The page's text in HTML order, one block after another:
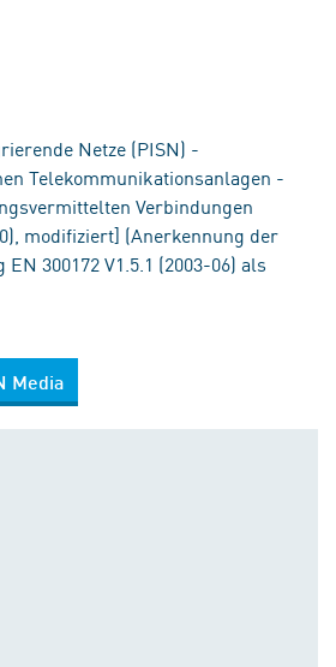
Netze (PISN) -
Telekommunikationsanlagen -
Verbindungen
modifiziert] (Anerkennung der
300172 V1.5.1 (2003-06) als
Media